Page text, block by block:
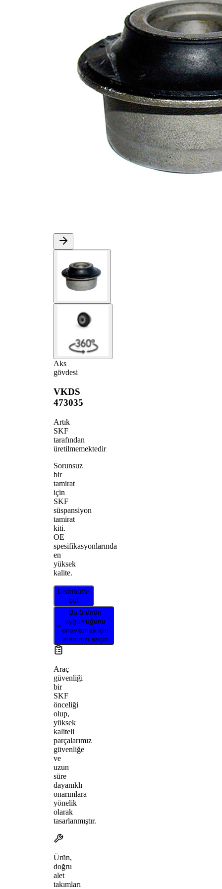
Aks
gövdesi
VKDS
473035
Artık
SKF
tarafından
üretilmemektedir
Sorunsuz
bir
tamirat
için
SKF
süspansiyon
tamirat
kiti.
OE
spesifikasyonlarında
en
yüksek
kalite.
Distribütör
bul
Bu ürünün
uygunluğunu
onaylamak için
aracınızı seçin
Araç
güvenliği
bir
SKF
önceliği
olup,
yüksek
kaliteli
parçalarımız
güvenliğe
ve
uzun
süre
dayanıklı
onarımlara
yönelik
olarak
tasarlanmıştır.
Ürün,
doğru
alet
takımları